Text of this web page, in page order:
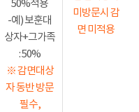
미방문시 감
면 미적용
50%적용
-예) 보훈대
상자+그가족
: 50%
※ 감면대상
자 동반 방문
필수,